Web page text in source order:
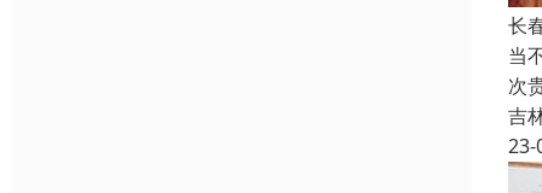
长
当
次
吉
23-